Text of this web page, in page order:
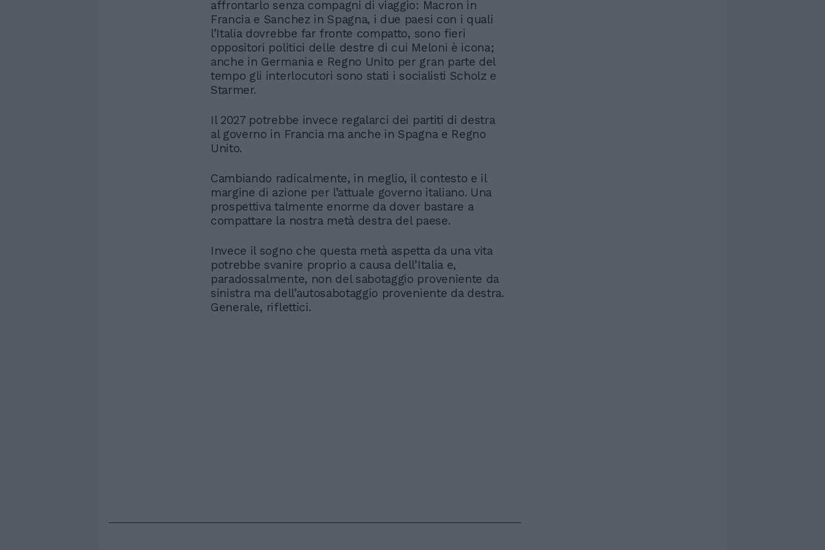
affrontarlo senza compagni di viaggio: Macron in
Francia e Sanchez in Spagna, i due paesi con i quali
l’Italia dovrebbe far fronte compatto, sono fieri
oppositori politici delle destre di cui Meloni è icona;
anche in Germania e Regno Unito per gran parte del
tempo gli interlocutori sono stati i socialisti Scholz e
Starmer.
Il 2027 potrebbe invece regalarci dei partiti di destra
al governo in Francia ma anche in Spagna e Regno
Unito.
Cambiando radicalmente, in meglio, il contesto e il
margine di azione per l’attuale governo italiano. Una
prospettiva talmente enorme da dover bastare a
compattare la nostra metà destra del paese.
Invece il sogno che questa metà aspetta da una vita
potrebbe svanire proprio a causa dell’Italia e,
paradossalmente, non del sabotaggio proveniente da
sinistra ma dell’autosabotaggio proveniente da destra.
Generale, riflettici.